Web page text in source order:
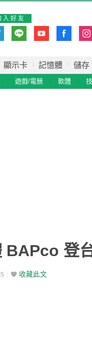
入好友
顯示卡 記憶體 儲存
遊戲/電競 軟體
BAPco 登
收藏此文